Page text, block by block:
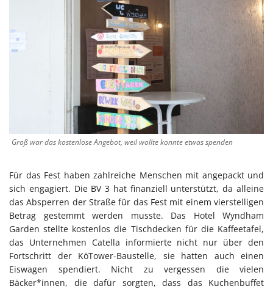
Groß war das kostenlose Angebot, weil wollte konnte etwas spenden
Für das Fest haben zahlreiche Menschen mit angepackt und
sich engagiert. Die BV 3 hat finanziell unterstützt, da alleine
das Absperren der Straße für das Fest mit einem vierstelligen
Betrag gestemmt werden musste. Das Hotel Wyndham
Garden stellte kostenlos die Tischdecken für die Kaffeetafel,
das Unternehmen Catella informierte nicht nur über den
Fortschritt der KöTower-Baustelle, sie hatten auch einen
Eiswagen spendiert. Nicht zu vergessen die vielen
Bäcker*innen, die dafür sorgten, dass das Kuchenbuffet